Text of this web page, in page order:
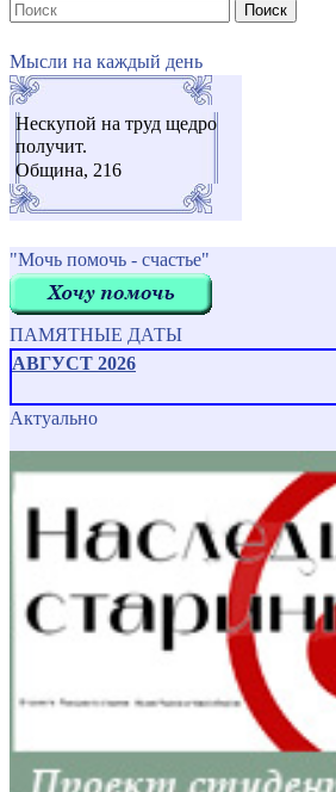
Поиск
Мысли на каждый день
Нескупой на труд щедро
получит.
Община, 216
"Мочь помочь - счастье"
ПАМЯТНЫЕ ДАТЫ
АВГУСТ 2026
Актуально